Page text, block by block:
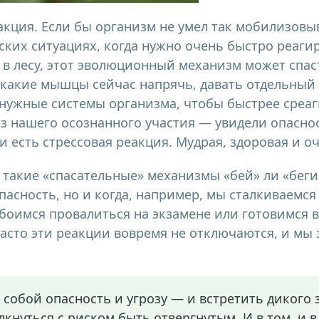
Если бы организм не умел так
ситуациях, когда нужно очень быстро
лесу, этот эволюционный механизм может
мышцы сейчас напрячь, давать отдельный
системы организма, чтобы быстрее
нашего осознанного участия — увидели
есть стрессовая реакция. Мудрая, здоровая и
«спасательные» механизмы «бей» ли
но и когда, например, мы
провалиться на экзамене или готовимся
эти реакции вовремя не отключаются, и мы
опасность и угрозу — и встретить дикого